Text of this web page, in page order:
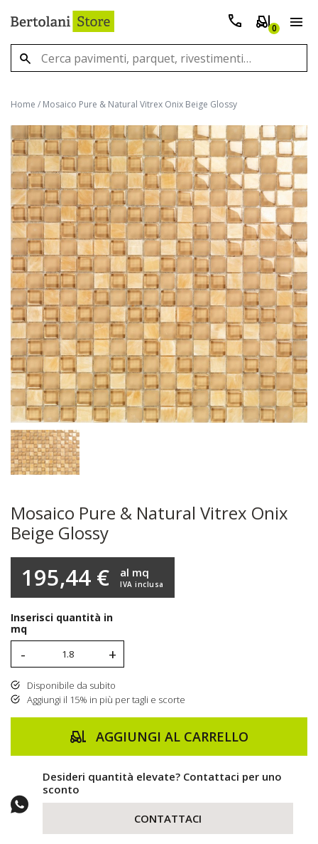
0
Home / Mosaico Pure & Natural Vitrex Onix Beige Glossy
Mosaico Pure & Natural Vitrex Onix
Beige Glossy
195,44 € IVA inclusa
al mq
Inserisci quantità in
mq
- +
Disponibile da subito
Aggiungi il 15% in più per tagli e scorte
AGGIUNGI AL CARRELLO
Desideri quantità elevate? Contattaci per uno
sconto
CONTATTACI